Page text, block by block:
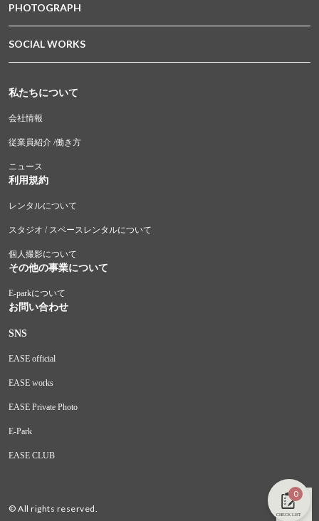
0
CHECK LIST
PHOTOGRAPH
SOCIAL WORKS
私たちについて
会社情報
従業員紹介 /働き方
ニュース
利用規約
レンタルについて
スタジオ / スペースレンタルについて
個人撮影について
その他の事業について
E-parkについて
お問い合わせ
SNS
EASE official
EASE works
EASE Private Photo
E-Park
EASE CLUB
© All rights reserved.